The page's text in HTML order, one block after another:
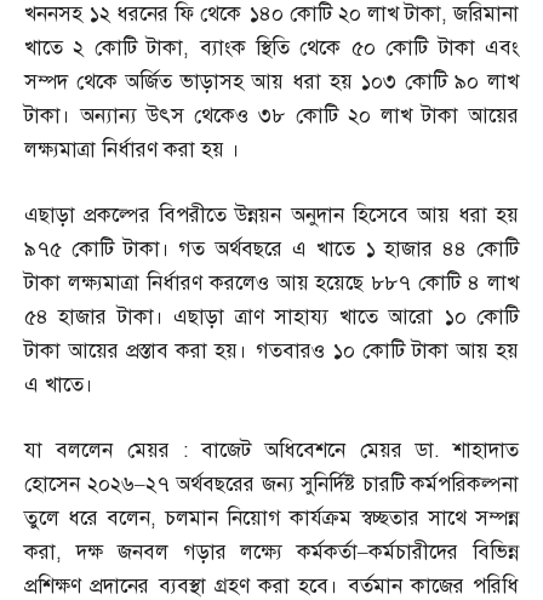
খননসহ ১২ ধরনের ফি থেকে ১৪০ কোটি ২০ লাখ টাকা,জরিমানা
খাতে ২ কোটি টাকা,ব্যাংক স্থিতি থেকে ৫০ কোটি টাকা এবং
সম্পদ থেকে অর্জিত ভাড়াসহ আয় ধরা হয় ১০৩ কোটি ৯০ লাখ
টাকা। অন্যান্য উৎস থেকেও ৩৮ কোটি ২০ লাখ টাকা আয়ের
লক্ষ্যমাত্রা নির্ধারণ করা হয় ।
এছাড়া প্রকল্পের বিপরীতে উন্নয়ন অনুদান হিসেবে আয় ধরা হয়
৯৭৫ কোটি টাকা। গত অর্থবছরে এ খাতে ১ হাজার ৪৪ কোটি
টাকা লক্ষ্যমাত্রা নির্ধারণ করলেও আয় হয়েছে ৮৮৭ কোটি ৪ লাখ
৫৪ হাজার টাকা। এছাড়া ত্রাণ সাহায্য খাতে আরো ১০ কোটি
টাকা আয়ের প্রস্তাব করা হয়। গতবারও ১০ কোটি টাকা আয় হয়
এ খাতে।
যা বললেন মেয়র :বাজেট অধিবেশনে মেয়র ডা.শাহাদাত
হোসেন ২০২৬–২৭ অর্থবছরের জন্য সুনির্দিষ্ট চারটি কর্মপরিকল্পনা
তুলে ধরে বলেন,চলমান নিয়োগ কার্যক্রম স্বচ্ছতার সাথে সম্পন্ন
করা,দক্ষ জনবল গড়ার লক্ষ্যে কর্মকর্তা–কর্মচারীদের বিভিন্ন
প্রশিক্ষণ প্রদানের ব্যবস্থা গ্রহণ করা হবে। বর্তমান কাজের পরিধি